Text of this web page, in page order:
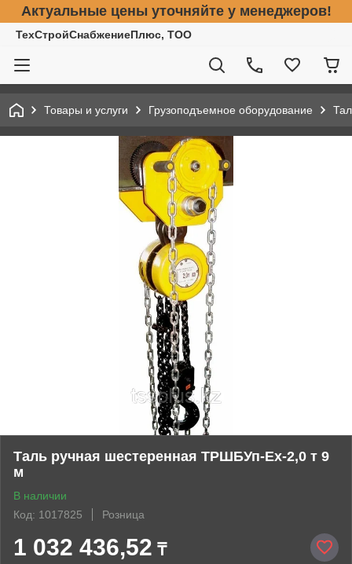
Актуальные цены уточняйте у менеджеров!
ТехСтройСнабжениеПлюс, ТОО
Товары и услуги Грузоподъемное оборудование
Таль ручная шестеренная ТРШБУп-Ех-2,0 т 9
м
В наличии
Код: 1017825
Розница
1 032 436,52 ₸